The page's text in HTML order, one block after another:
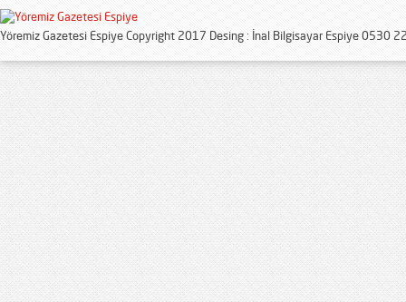
Yöremiz Gazetesi Espiye Copyright 2017 Desing : İnal Bilgisayar Espiye 0530